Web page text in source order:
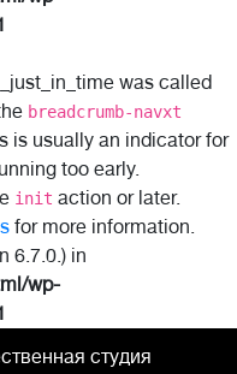
was called
breadcrumb-navxt
is usually an indicator for
too early.
init action or later.
for more information.
6.7.0.) in
wp-
студия